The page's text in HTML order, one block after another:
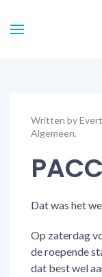
Written by
Algemeen.
Dat was het
Op zaterdag
de roepende
dat best wel